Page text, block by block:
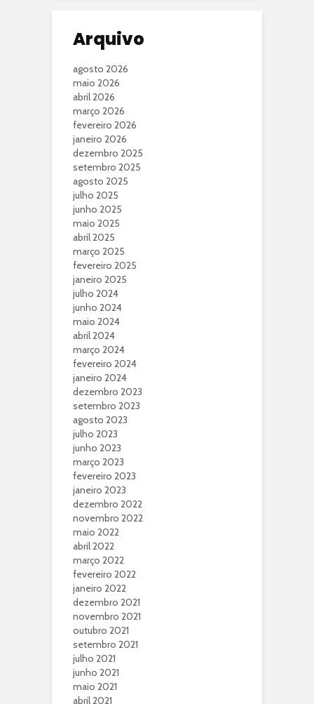
Arquivo
agosto 2026
maio 2026
abril 2026
março 2026
fevereiro 2026
janeiro 2026
dezembro 2025
setembro 2025
agosto 2025
julho 2025
junho 2025
maio 2025
abril 2025
março 2025
fevereiro 2025
janeiro 2025
julho 2024
junho 2024
maio 2024
abril 2024
março 2024
fevereiro 2024
janeiro 2024
dezembro 2023
setembro 2023
agosto 2023
julho 2023
junho 2023
março 2023
fevereiro 2023
janeiro 2023
dezembro 2022
novembro 2022
maio 2022
abril 2022
março 2022
fevereiro 2022
janeiro 2022
dezembro 2021
novembro 2021
outubro 2021
setembro 2021
julho 2021
junho 2021
maio 2021
abril 2021